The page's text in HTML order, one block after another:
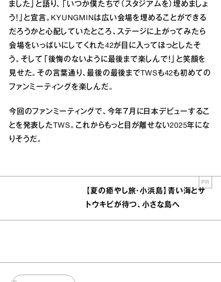
ました」と語り、「いつか僕たちで（スタジアムを）埋めましょ
う！」と宣言。KYUNGMINは広い会場を埋めることができる
だろうかと心配していたところ、ステージに上がってみたら
会場をいっぱいにしてくれた42が目に入ってほっとしたそ
う。そして「後悔のないように最後まで楽しんで！」と笑顔を
見せた。その言葉通り、最後の最後までTWSも42も初めての
ファンミーティングを楽しんだ。
今回のファンミーティングで、今年７月に日本デビューするこ
とを発表したTWS。これからもっと目が離せない2025年にな
りそうだ。
【夏の癒やし旅・小浜島】青い海とサ
トウキビが待つ、小さな島へ
PR